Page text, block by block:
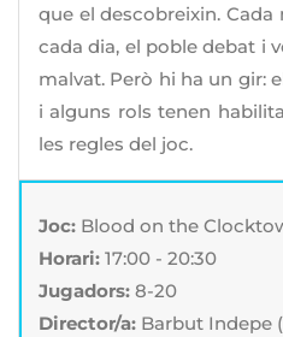
que el descobreixin.
cada dia, el poble debat i
malvat. Però hi ha un gir:
i alguns rols tenen
les regles del joc.
Joc: Blood on the
Horari: 17:00 - 20:30
Jugadors: 8-20
Director/a: Barbut Indepe